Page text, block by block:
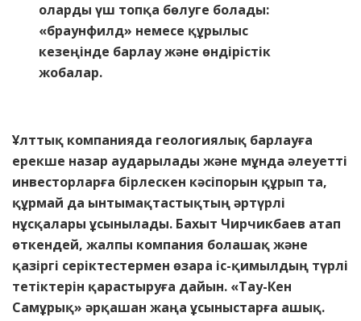
оларды үш топқа бөлуге болады:
«браунфилд» немесе құрылыс
кезеңінде барлау және өндірістік
жобалар.
Ұлттық компанияда геологиялық барлауға
ерекше назар аударылады және мұнда әлеуетті
инвесторларға бірлескен кәсіпорын құрып та,
құрмай да ынтымақтастықтың әртүрлі
нұсқалары ұсынылады. Бахыт Чирчикбаев атап
өткендей, жалпы компания болашақ және
қазіргі серіктестермен өзара іс-қимылдың түрлі
тетіктерін қарастыруға дайын. «Тау-Кен
Самұрық» әрқашан жаңа ұсыныстарға ашық.